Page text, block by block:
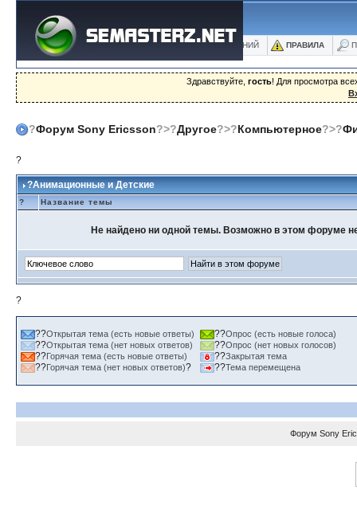
ФОРУМ БЛОГИ ФОТО БАЗА ЗНАНИЙ ПРАВИЛА
Здравствуйте, гость! Для просмотра
?Форум Sony Ericsson?>?Другое?>?Компьютерное?>?
?
?Анимационные и Детские
? Название темы
Не найдено ни одной темы. Возможно в этом форуме
?
??Открытая тема (есть новые ответы)
??Открытая тема (нет новых ответов)
??Горячая тема (есть новые ответы)
??Горячая тема (нет новых ответов)?
??Опрос (есть новые голоса)
??Опрос (нет новых голосов)
??Закрытая тема
??Тема перемещена
Форум Sony